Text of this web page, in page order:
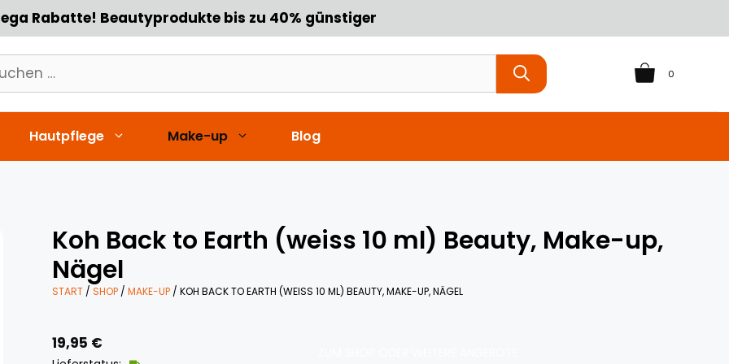
Rabatte! Beautyprodukte bis zu 40% günstiger
0
Hautpflege Make-up Blog
Koh Back to Earth (weiss 10 ml) Beauty, Make-up,
Nägel
START / SHOP / MAKE-UP / KOH BACK TO EARTH (WEISS 10 ML) BEAUTY, MAKE-UP, NÄGEL
19,95 €